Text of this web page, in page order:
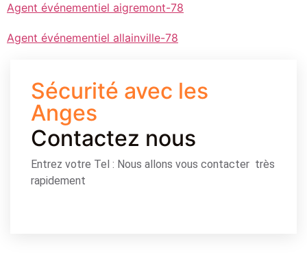
Agent événementiel aigremont-78
Agent événementiel allainville-78
Sécurité avec les
Anges
Contactez nous
Entrez votre Tel : Nous allons vous contacter très
rapidement